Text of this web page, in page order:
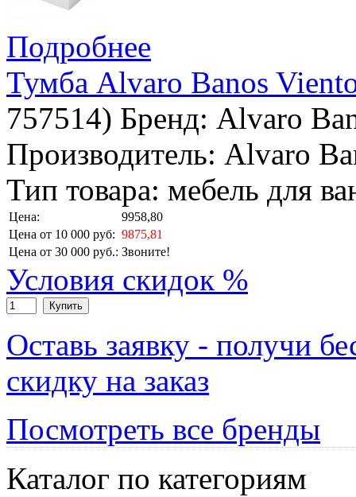
Подробнее
Тумба Alvaro Banos
757514) Бренд: Alvaro
Производитель: Alvaro
Тип товара: мебель для
Цена:
9958,80
Цена от 10 000 руб: 9875,81
Цена от 30 000 руб.: Звоните!
Условия скидок %
Купить
Оставь заявку - получи
скидку на заказ
Посмотреть все бренды
Каталог по категориям